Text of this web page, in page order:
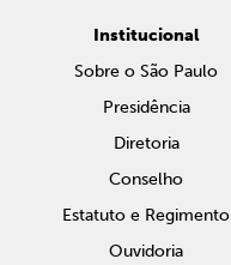
Institucional
Sobre o São Paulo
Presidência
Diretoria
Conselho
Estatuto e Regimento
Ouvidoria